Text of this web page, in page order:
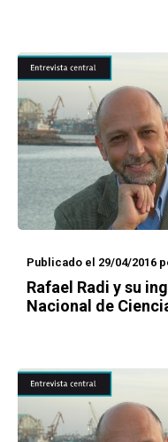
Publicado el 29/04/2016
Rafael Radi y su
Nacional de